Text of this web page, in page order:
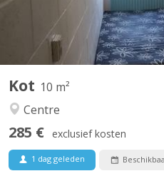
Kot 10 m²
Centre
285 € exclusief kosten
1 dag geleden